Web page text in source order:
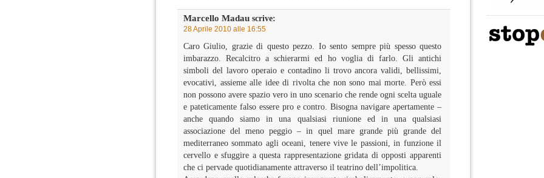
Marcello Madau scrive:
28 Aprile 2010 alle 16:55
Caro Giulio, grazie di questo pezzo. Io sento sempre più spesso questo
imbarazzo. Recalcitro a schierarmi ed ho voglia di farlo. Gli antichi
simboli del lavoro operaio e contadino li trovo ancora validi, bellissimi,
evocativi, assieme alle idee di rivolta che non sono mai morte. Però essi
non possono avere spazio vero in uno scenario che rende ogni scelta uguale
e pateticamente falso essere pro e contro. Bisogna navigare apertamente –
anche quando siamo in una qualsiasi riunione ed in una qualsiasi
associazione del meno peggio – in quel mare grande più grande del
mediterraneo sommato agli oceani, tenere vive le passioni, in funzione il
cervello e sfuggire a questa rappresentazione gridata di opposti apparenti
che ci pervade quotidianamente attraverso il teatrino dell’impolitica.